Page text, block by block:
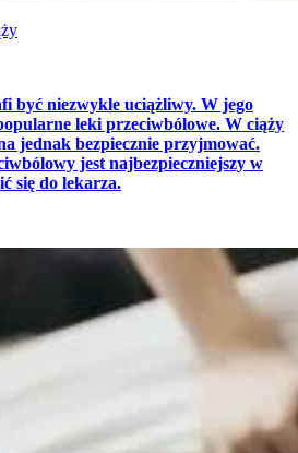
być niezwykle uciążliwy. W jego
leki przeciwbólowe. W ciąży
jednak bezpiecznie przyjmować.
jest najbezpieczniejszy w
się do lekarza.